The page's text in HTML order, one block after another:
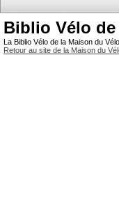
Biblio Vélo
La Biblio Vélo de la Maison du
Retour au site de la Maison du